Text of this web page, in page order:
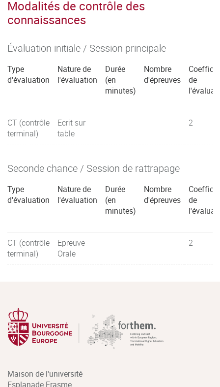
Modalités de contrôle des
connaissances
Évaluation initiale / Session principale
Type
d'évaluation
Nature de
l'évaluation
Durée
(en
minutes)
Nombre
d'épreuves
de
CT (contrôle
terminal)
Ecrit sur
table
2
Seconde chance / Session de rattrapage
Type
d'évaluation
Nature de
l'évaluation
Durée
(en
minutes)
Nombre
d'épreuves
de
CT (contrôle
terminal)
Epreuve
Orale
2
Maison de l'université
Esplanade Erasme